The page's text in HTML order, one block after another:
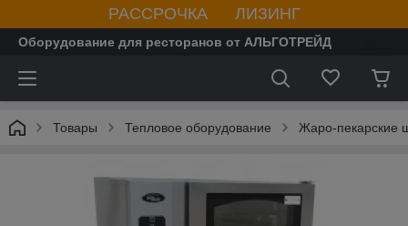
РАССРОЧКА ЛИЗИНГ
Оборудование для ресторанов от АЛЬГОТРЕЙД
Товары Тепловое оборудование Жаро-пекарские